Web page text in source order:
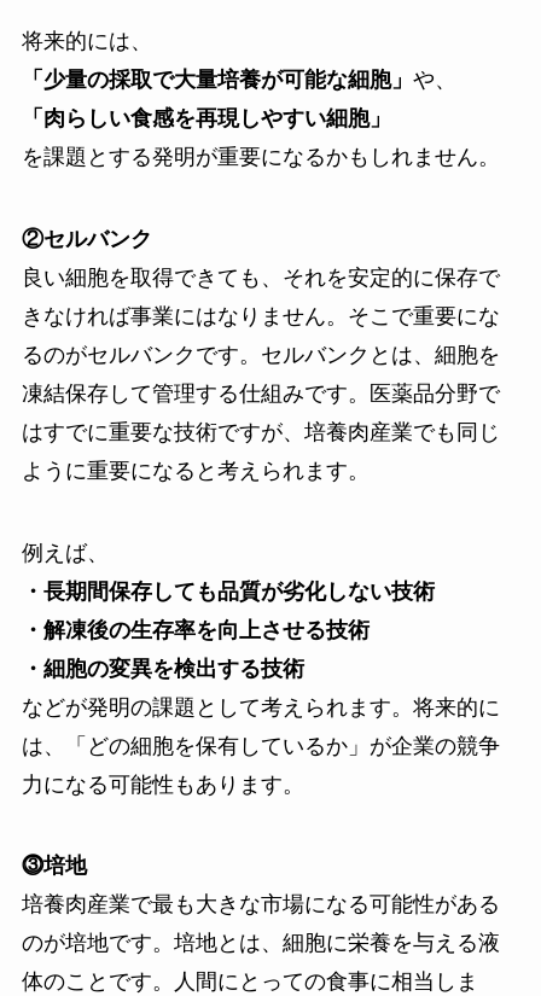
将来的には、
「少量の採取で大量培養が可能な細胞」 や、
「肉らしい食感を再現しやすい細胞」
を課題とする発明が重要になるかもしれません。
②セルバンク
良い細胞を取得できても、それを安定的に保存で
きなければ事業にはなりません。そこで重要にな
るのがセルバンクです。セルバンクとは、細胞を
凍結保存して管理する仕組みです。医薬品分野で
はすでに重要な技術ですが、培養肉産業でも同じ
ように重要になると考えられます。
例えば、
・長期間保存しても品質が劣化しない技術
・解凍後の生存率を向上させる技術
・細胞の変異を検出する技術
などが発明の課題として考えられます。将来的に
は、「どの細胞を保有しているか」が企業の競争
力になる可能性もあります。
⓷培地
培養肉産業で最も大きな市場になる可能性がある
のが培地です。培地とは、細胞に栄養を与える液
体のことです。人間にとっての食事に相当しま